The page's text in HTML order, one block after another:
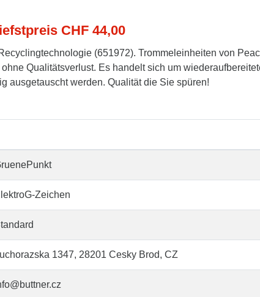
CHF 44,00
(651972). Trommeleinheiten von
Qualitätsverlust. Es handelt sich um
ausgetauscht werden. Qualität die Sie spüren!
Zeichen
1347, 28201 Cesky Brod, CZ